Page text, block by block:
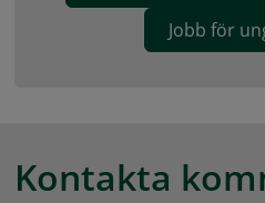
Jobb för
Kontakta